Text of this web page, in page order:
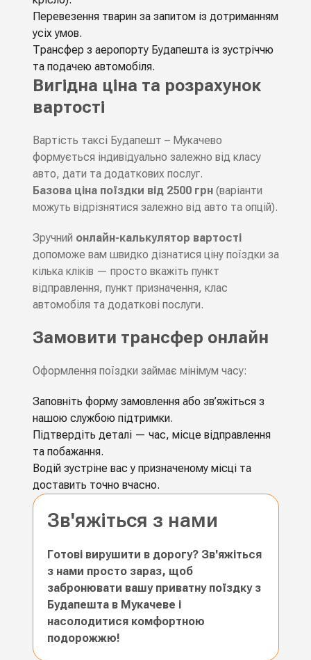
Перевезення тварин за запитом із дотриманням
усіх умов.
Трансфер з аеропорту Будапешта із зустріччю
та подачею автомобіля.
Вигідна ціна та розрахунок
вартості
Вартість таксі Будапешт – Мукачево
формується індивідуально залежно від класу
авто, дати та додаткових послуг.
Базова ціна поїздки від 2500 грн(варіанти
можуть відрізнятися залежно від авто та опцій).
Зручний онлайн-калькулятор вартості
допоможе вам швидко дізнатися ціну поїздки за
кілька кліків — просто вкажіть пункт
відправлення, пункт призначення, клас
автомобіля та додаткові послуги.
Замовити трансфер онлайн
Оформлення поїздки займає мінімум часу:
Заповніть форму замовлення або зв’яжіться з
нашою службою підтримки.
Підтвердіть деталі — час, місце відправлення
та побажання.
Водій зустріне вас у призначеному місці та
доставить точно вчасно.
Зв'яжіться з нами
Готові вирушити в дорогу? Зв'яжіться
з нами просто зараз, щоб
забронювати вашу приватну поїздку з
Будапешта в Мукачеве і
насолодитися комфортною
подорожжю!